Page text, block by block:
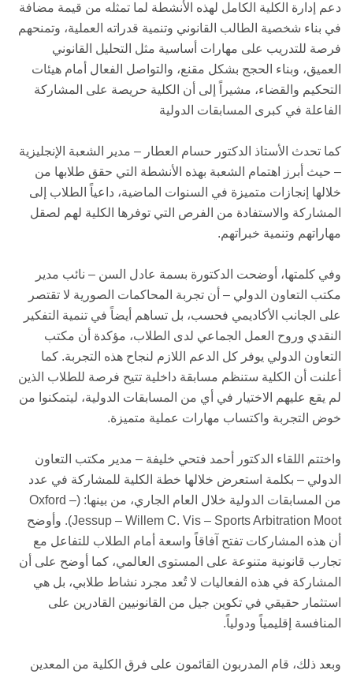
دعم إدارة الكلية الكامل لهذه الأنشطة لما تمثله من قيمة مضافة
في بناء شخصية الطالب القانوني وتنمية قدراته العملية، وتمنحهم
فرصة للتدريب على مهارات أساسية مثل التحليل القانوني
العميق، وبناء الحجج بشكل مقنع، والتواصل الفعال أمام هيئات
التحكيم والقضاء، مشيراً إلى أن الكلية حريصة على المشاركة
الفاعلة في كبرى المسابقات الدولية
كما تحدث الأستاذ الدكتور حسام العطار – مدير الشعبة الإنجليزية
– حيث أبرز اهتمام الشعبة بهذه الأنشطة التي حقق طلابها من
خلالها إنجازات متميزة في السنوات الماضية، داعياً الطلاب إلى
المشاركة والاستفادة من الفرص التي توفرها الكلية لهم لصقل
مهاراتهم وتنمية خبراتهم.
وفي كلمتها، أوضحت الدكتورة بسمة عادل السن – نائب مدير
مكتب التعاون الدولي – أن تجربة المحاكمات الصورية لا تقتصر
على الجانب الأكاديمي فحسب، بل تساهم أيضاً في تنمية التفكير
النقدي وروح العمل الجماعي لدى الطلاب، مؤكدة أن مكتب
التعاون الدولي يوفر كل الدعم اللازم لنجاح هذه التجربة. كما
أعلنت أن الكلية ستنظم مسابقة داخلية تتيح فرصة للطلاب الذين
لم يقع عليهم الاختيار في أي من المسابقات الدولية، ليتمكنوا من
خوض التجربة واكتساب مهارات عملية متميزة.
واختتم اللقاء الدكتور أحمد فتحي خليفة – مدير مكتب التعاون
الدولي – بكلمة استعرض خلالها خطة الكلية للمشاركة في عدد
من المسابقات الدولية خلال العام الجاري، من بينها: (Oxford –
Jessup – Willem C. Vis – Sports Arbitration Moot). وأوضح
أن هذه المشاركات تفتح آفاقاً واسعة أمام الطلاب للتفاعل مع
تجارب قانونية متنوعة على المستوى العالمي، كما أوضح على أن
المشاركة في هذه الفعاليات لا تُعد مجرد نشاط طلابي، بل هي
استثمار حقيقي في تكوين جيل من القانونيين القادرين على
المنافسة إقليمياً ودولياً.
وبعد ذلك، قام المدربون القائمون على فرق الكلية من المعدين